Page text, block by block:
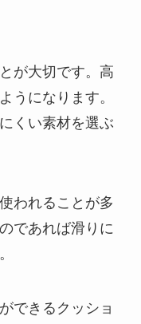
が大切です。高
うになります。
くい素材を選ぶ
われることが多
であれば滑りに
できるクッショ